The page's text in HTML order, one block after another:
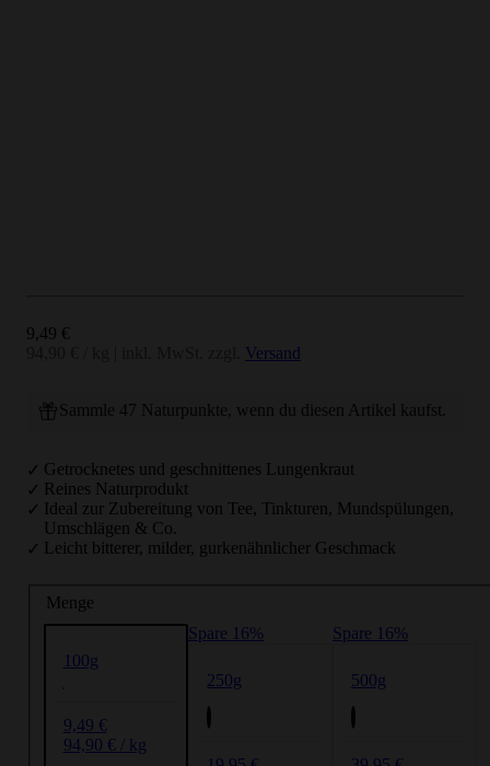
Angebot
9,49 €
Versand
Sammle 47 Naturpunkte, wenn du diesen Artikel kaufst.
Getrocknetes und geschnittenes Lungenkraut
Reines Naturprodukt
Ideal zur Zubereitung von Tee, Tinkturen, Mundspülungen,
Umschlägen & Co.
Leicht bitterer, milder, gurkenähnlicher Geschmack
Menge
100g
9,49 €
94,90 € / kg
Spare 16%
250g
Spare 16%
500g